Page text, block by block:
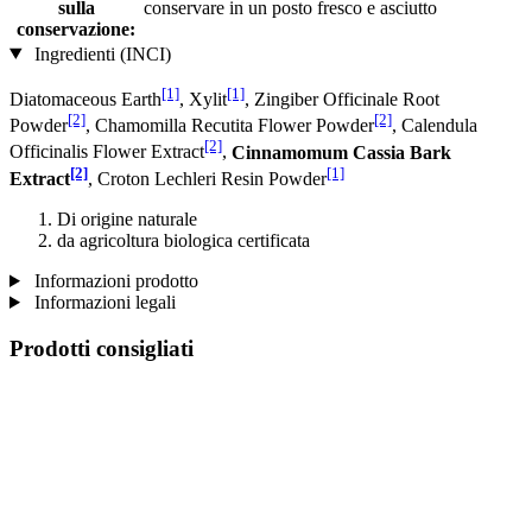
sulla
conservazione:
conservare in un posto fresco e asciutto
Ingredienti (INCI)
Diatomaceous Earth[1], Xylit[1], Zingiber Officinale Root
Powder[2], Chamomilla Recutita Flower Powder[2], Calendula
Officinalis Flower Extract[2], Cinnamomum Cassia Bark
Extract[2], Croton Lechleri Resin Powder[1]
Di origine naturale
da agricoltura biologica certificata
Informazioni prodotto
Informazioni legali
Prodotti consigliati